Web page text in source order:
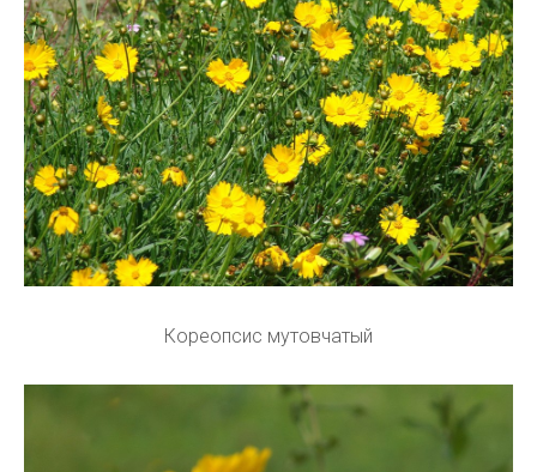
Кореопсис мутовчатый